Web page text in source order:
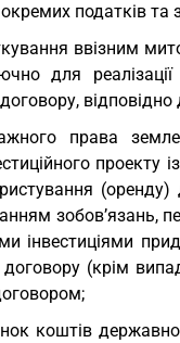
податків та
ввізним
для
відповідно
права
(оренду)
зобов’язань,
інвестиціями
договору (крім
коштів